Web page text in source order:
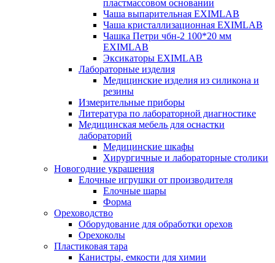
пластмассовом основании
Чаша выпарительная EXIMLAB
Чаша кристаллизационная EXIMLAB
Чашка Петри чбн-2 100*20 мм
EXIMLAB
Эксикаторы EXIMLAB
Лабораторные изделия
Медицинские изделия из силикона и
резины
Измерительные приборы
Литература по лабораторной диагностике
Медицинская мебель для оснастки
лабораторий
Медицинские шкафы
Хирургичные и лабораторные столики
Новогодние украшения
Елочные игрушки от производителя
Елочные шары
Форма
Ореховодство
Оборудование для обработки орехов
Орехоколы
Пластиковая тара
Канистры, емкости для химии